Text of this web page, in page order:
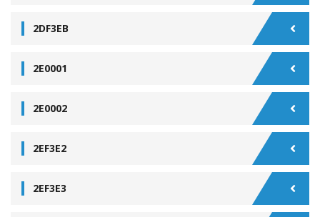
2DF3EB
2E0001
2E0002
2EF3E2
2EF3E3